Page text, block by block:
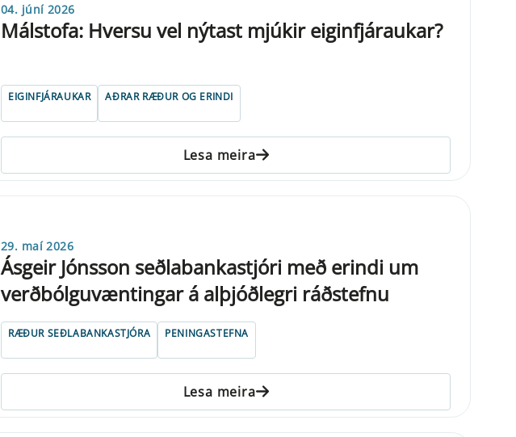
04. júní 2026
Málstofa: Hversu vel nýtast mjúkir eiginfjáraukar?
EIGINFJÁRAUKAR AÐRAR RÆÐUR OG ERINDI
Lesa meira
29. maí 2026
Ásgeir Jónsson seðlabankastjóri með er­indi um
verðbólguvæntingar á alþjóðlegri ráðstefnu
RÆÐUR SEÐLABANKASTJÓRA PENINGASTEFNA
Lesa meira